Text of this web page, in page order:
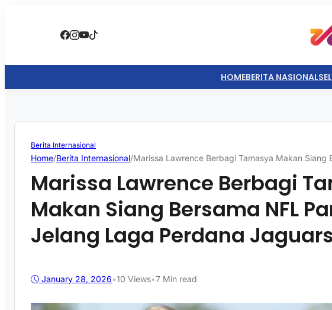
HOMEBERITA NASIONAL
Berita Internasional
Home/Berita Internasional/Marissa Lawrence Berbagi Tamasya Makan
Marissa Lawrence Berbagi
Makan Siang Bersama NFL
Jelang Laga Perdana Jaguars
January 28, 2026•10 Views•7 Min read